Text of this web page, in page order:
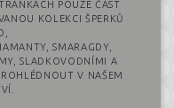
POUZE ČÁST
KOLEKCI ŠPERKŮ
SMARAGDY,
SLADKOVODNÍMI A
V NAŠEM